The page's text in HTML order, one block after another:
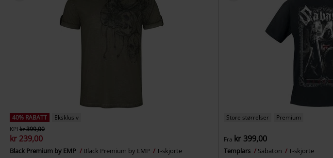
40% RABATT
Eksklusiv
KPI kr 399,00
kr 239,00
Black Premium by EMP Black Premium by EMP T-skjorte
Store størrelser Premium
Fra kr 399,00
Templars Sabaton T-skjorte